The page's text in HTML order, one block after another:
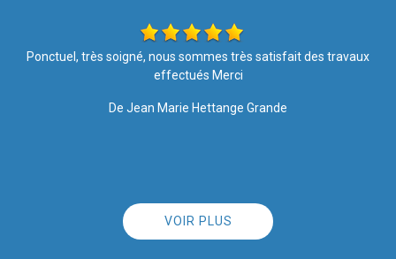
Rapide et efficace, rien à dire !!
VOIR PLUS